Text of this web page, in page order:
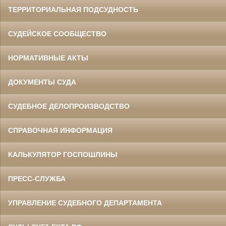
ТЕРРИТОРИАЛЬНАЯ ПОДСУДНОСТЬ
СУДЕЙСКОЕ СООБЩЕСТВО
НОРМАТИВНЫЕ АКТЫ
ДОКУМЕНТЫ СУДА
СУДЕБНОЕ ДЕЛОПРОИЗВОДСТВО
СПРАВОЧНАЯ ИНФОРМАЦИЯ
КАЛЬКУЛЯТОР ГОСПОШЛИНЫ
ПРЕСС-СЛУЖБА
УПРАВЛЕНИЕ СУДЕБНОГО ДЕПАРТАМЕНТА